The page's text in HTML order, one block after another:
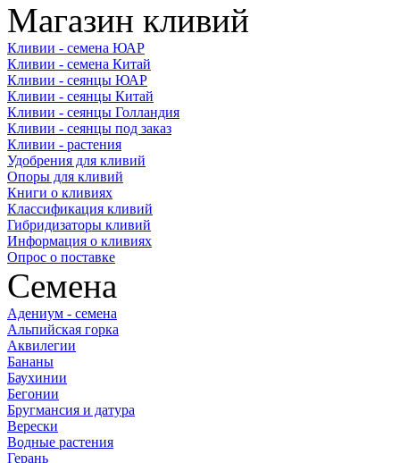
Магазин кливий
Кливии - семена ЮАР
Кливии - семена Китай
Кливии - сеянцы ЮАР
Кливии - сеянцы Китай
Кливии - сеянцы Голландия
Кливии - сеянцы под заказ
Кливии - растения
Удобрения для кливий
Опоры для кливий
Книги о кливиях
Классификация кливий
Гибридизаторы кливий
Информация о кливиях
Опрос о поставке
Семена
Адениум - семена
Альпийская горка
Аквилегии
Бананы
Баухинии
Бегонии
Бругмансия и датура
Верески
Водные растения
Герань